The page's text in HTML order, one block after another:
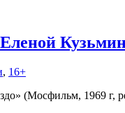
, 16+